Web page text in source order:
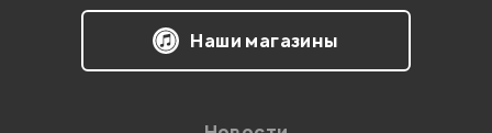
Наши магазины